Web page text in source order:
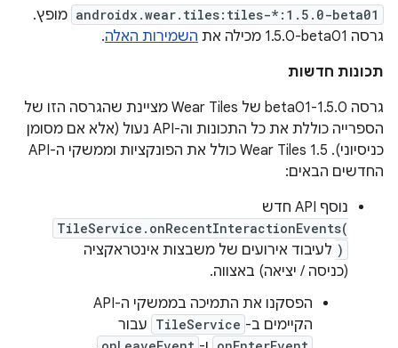
androidx.wear.tiles:tiles-*:1.5.0-beta01 מופץ.
גרסה ‎1.5.0-beta01 מכילה את
השמירות האלה.
תכונות חדשות
גרסה 1.5.0-beta01 של Wear Tiles מציינת שהגרסה הזו של
הספרייה כוללת את כל התכונות וה-API נעול (אלא אם מסומן
כניסיוני). ‫Wear Tiles 1.5 כולל את הפונקציות וממשקי ה-API
החדשים הבאים:
נוסף API חדש
TileService.onRecentInteractionEvents(
) לעיבוד אירועים של משבצות אינטראקציה
(כניסה / יציאה) באצווה.
הפסקנו את התמיכה בממשקי ה-API
הקיימים ב- TileService עבור